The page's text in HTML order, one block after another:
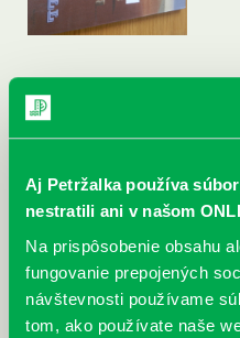
Aj Petržalka používa
nestratili ani v našom
Na prispôsobenie obsahu
fungovanie prepojených
návštevnosti používame
tom, ako používate naše